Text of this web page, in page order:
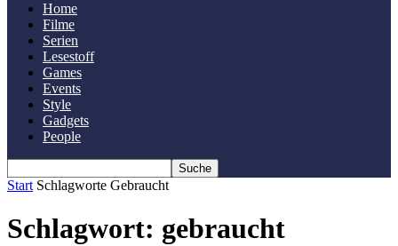
Home
Filme
Serien
Lesestoff
Games
Events
Style
Gadgets
People
Start Schlagworte Gebraucht
Schlagwort: gebraucht